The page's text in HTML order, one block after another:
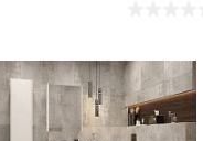
В корзину
Купить в 1 клик Сравнение